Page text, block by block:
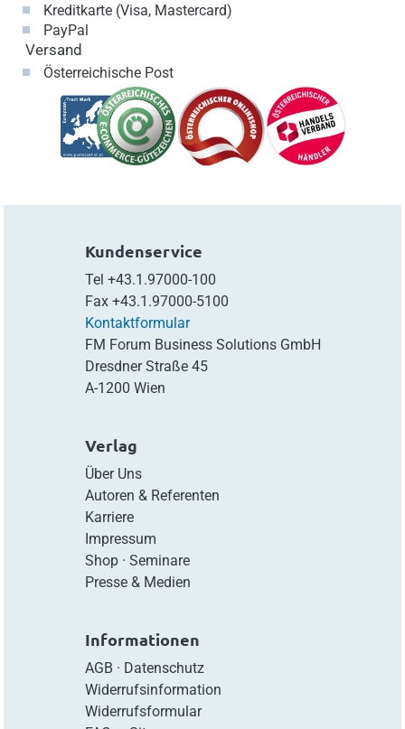
Kreditkarte (Visa, Mastercard)
PayPal
Versand
Österreichische Post
Kundenservice
Tel +43.1.97000-100
Fax +43.1.97000-5100
Kontaktformular
FM Forum Business Solutions GmbH
Dresdner Straße 45
A-1200 Wien
Verlag
Über Uns
Autoren & Referenten
Karriere
Impressum
Shop· Seminare
Presse & Medien
Informationen
AGB · Datenschutz
Widerrufsinformation
Widerrufsformular